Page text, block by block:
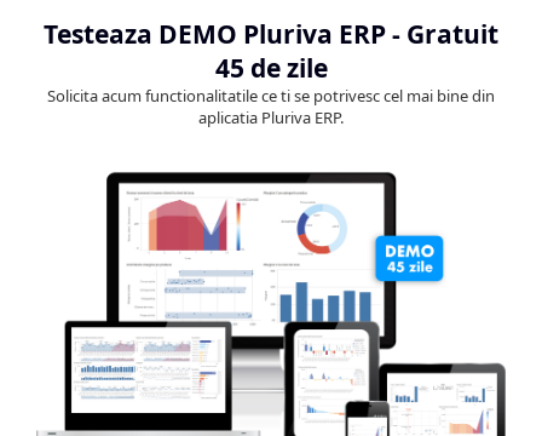
Testeaza DEMO Pluriva ERP - Gratuit
45 de zile
Solicita acum functionalitatile ce ti se potrivesc cel mai bine din
aplicatia Pluriva ERP.